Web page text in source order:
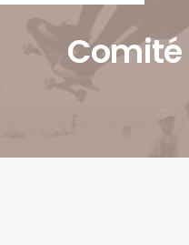
Comité